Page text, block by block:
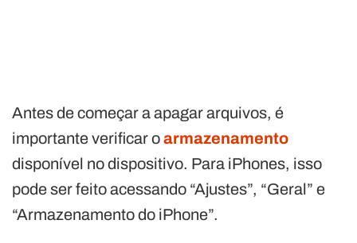
Antes de começar a apagar arquivos, é
importante verificar oarmazenamento
disponível no dispositivo. Para iPhones, isso
pode ser feito acessando “Ajustes”, “Geral” e
“Armazenamento do iPhone”.